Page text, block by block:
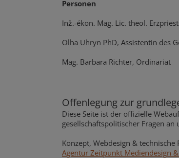
Personen
Inž.-ékon. Mag. Lic. theol.
Olha Uhryn PhD, Assistentin des
Mag. Barbara Richter, Ordinariat
Offenlegung zur
Diese Seite ist der offizielle
gesellschaftspolitischer Fragen
Konzept, Webdesign & technische
Agentur Zeitpunkt Mediendesign